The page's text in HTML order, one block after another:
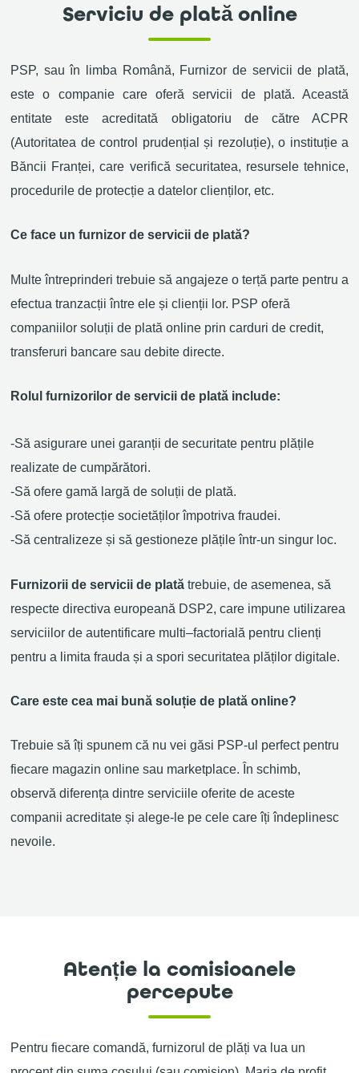
Serviciu de plată online
PSP, sauîn limba Română, Furnizor de servicii de plată,
este o companie care oferă servicii de plată. Această
entitate este acreditată obligatoriu de către ACPR
(Autoritatea de control prudențial și rezoluție), o instituție a
Băncii Franței, care verifică securitatea, resursele tehnice,
procedurile de protecție a datelor clienților, etc.
Ce face un furnizor de servicii de plată?
Multe întreprinderi trebuie să angajeze o terță parte pentru a
efectua tranzacții între ele și clienții lor. PSP oferă
companiilor soluții de plată online prin carduri de credit,
transferuri bancare sau debite directe.
Rolul furnizorilor de servicii de plată include:
-Să asigurare unei garanții de securitate pentru plățile
realizate de cumpărători.
-Să ofere gamă largă de soluții de plată.
-Să ofere protecție societățilorîmpotriva fraudei.
-Să centralizeze și să gestioneze plățil eîntr-un singur loc.
Furnizorii de servicii de plată trebuie, de asemenea, să
respecte directiva europeană DSP2, care impune utilizarea
serviciilor de autentificare multi–factorială pentru clienți
pentru a limita frauda și a spori securitatea plăților digitale.
Care este cea mai bună soluție de plată online?
Trebuie să îți spunem că nu vei găsi PSP-ul perfect pentru
fiecare magazin online sau marketplace. În schimb,
observă diferența dintre servicii le oferite de aceste
companii acreditate și alege-le pe cele careîți îndeplinesc
nevoile.
Atenție la comisioanele
percepute
Pentru fiecare comandă, furnizorul de plăți va lua un